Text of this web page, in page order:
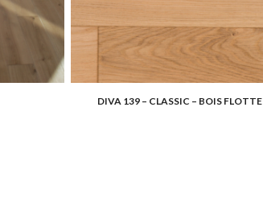
DIVA 139 – CLASSIC – BOIS FLOTTE